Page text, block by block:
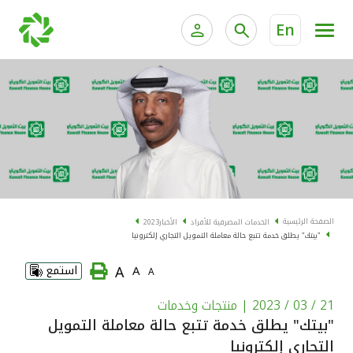
En
الخدمات المصرفية الإلكترونية للأفراد
الخدمات المصرفية الإلكترونية للشركات
خدمة "بيتك" للتداول الإلكتروني
الخدمات المصرفية للأفراد الخدمات المالية الخاصة
الحسابات المصرفية
البطاقات
"برامج العملاء"
الاستثمار
الصفحة الرئيسية الخدمات المصرفية للأفراد الأخبار2023
"بيتك" يطلق خدمة تتبع حالة معاملة التمويل التجاري إلكترونيا
A
A
A استمع
21 / 03 / 2023 | منتجات وخدمات
"بيتك" يطلق خدمة تتبع حالة معاملة التمويل
التجاري إلكترونيا